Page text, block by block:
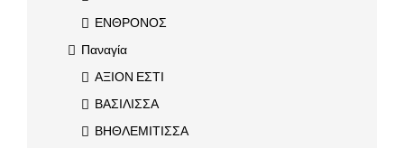
ΕΝΘΡΟΝΟΣ
Παναγία
ΑΞΙΟΝ ΕΣΤΙ
ΒΑΣΙΛΙΣΣΑ
ΒΗΘΛΕΜΙΤΙΣΣΑ